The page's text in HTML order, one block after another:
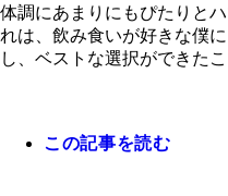
体調にあまりにもぴたりと
れは、飲み食いが好きな僕
し、ベストな選択ができた
この記事を読む